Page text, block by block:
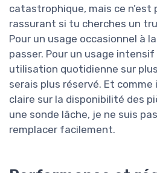
catastrophique, mais ce n’est
rassurant si tu cherches un
Pour un usage occasionnel à
passer. Pour un usage
utilisation quotidienne sur
serais plus réservé. Et comme
claire sur la disponibilité des
une sonde lâche, je ne suis
remplacer facilement.